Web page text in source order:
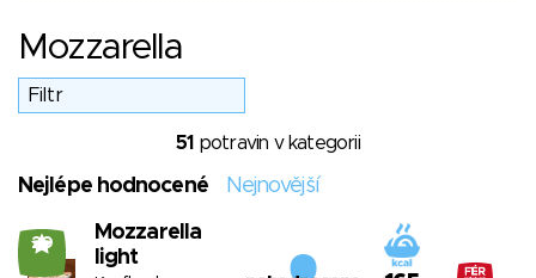
Mozzarella
51 potravin v kategorii
Nejlépe hodnocené Nejnovější
20
Mozzarella
light